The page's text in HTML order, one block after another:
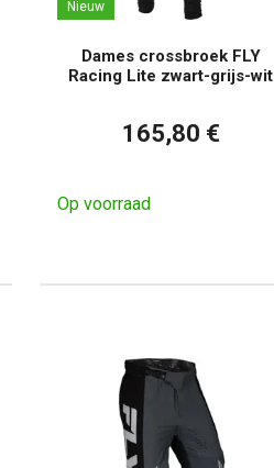
Nieuw
Dames crossbroek FLY
Racing Lite zwart-grijs-wit
165,80 €
Op voorraad